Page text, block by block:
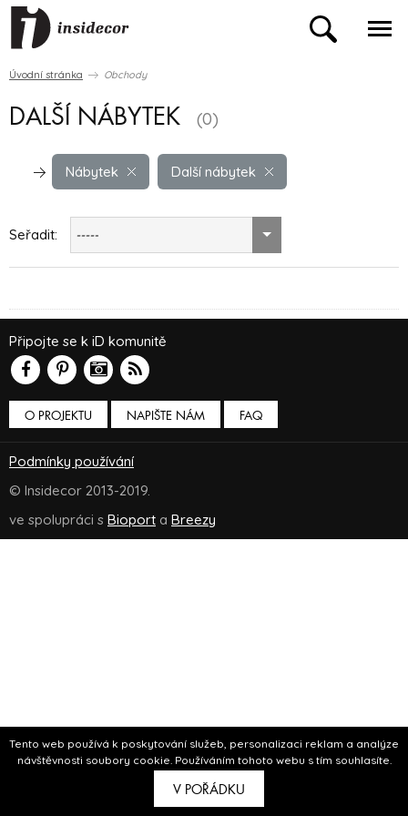
Tento web používá k poskytování služeb, personalizaci reklam a analýze
návštěvnosti soubory cookie. Používáním tohoto webu s tím souhlasíte.
V POŘÁDKU
Úvodní stránka Obchody
DALŠÍ NÁBYTEK (0)
Nábytek Další nábytek
Seřadit: -----
O PROJEKTU NAPIŠTE NÁM
Připojte se k iD komunitě
FAQ
Podmínky používání
© Insidecor 2013-2019.
ve spolupráci s Bioport a Breezy